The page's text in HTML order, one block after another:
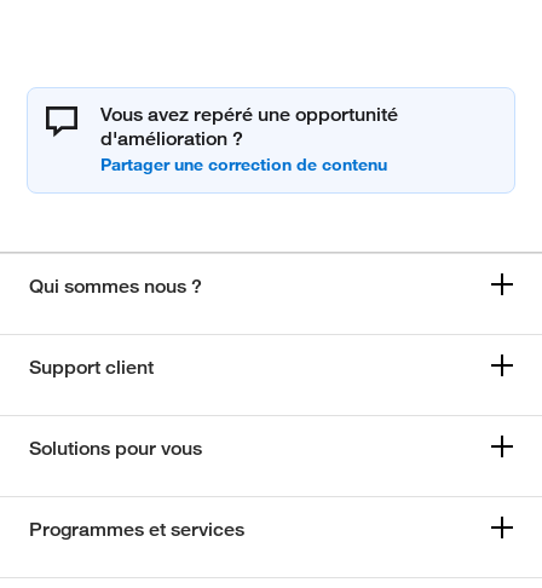
Vous avez repéré une opportunité
d'amélioration ?
Qui sommes nous ?
Support client
Solutions pour vous
Programmes et services